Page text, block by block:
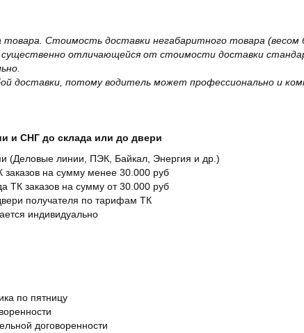
Стоимость доставки негабаритного товара (весом
отличающейся от стоимости доставки
доставки, потому водитель может профессионально и
и СНГ до склада или до двери
(Деловые линии, ПЭК, Байкал, Энергия и др.)
заказов на сумму менее 30.000 руб
ТК заказов на сумму от 30.000 руб
получателя по тарифам ТК
индивидуально
по пятницу
договоренности